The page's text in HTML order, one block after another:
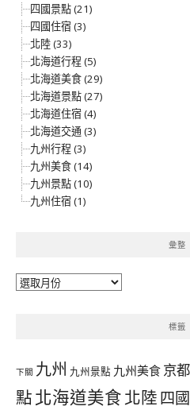
四國景點 (21)
四國住宿 (3)
北陸 (33)
北海道行程 (5)
北海道美食 (29)
北海道景點 (27)
北海道住宿 (4)
北海道交通 (3)
九州行程 (3)
九州美食 (14)
九州景點 (10)
九州住宿 (1)
彙整
彙
標籤
下關 九州 九州景點 九州美食 京都
點北海道美食北陸四